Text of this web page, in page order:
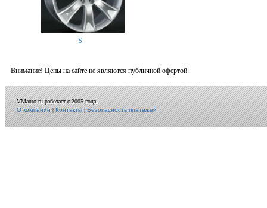
S
Внимание! Цены на сайте не являются публичной офертой.
VMauto.ru работает с 2005 года.
О компании|Контакты|Безопасность платежей